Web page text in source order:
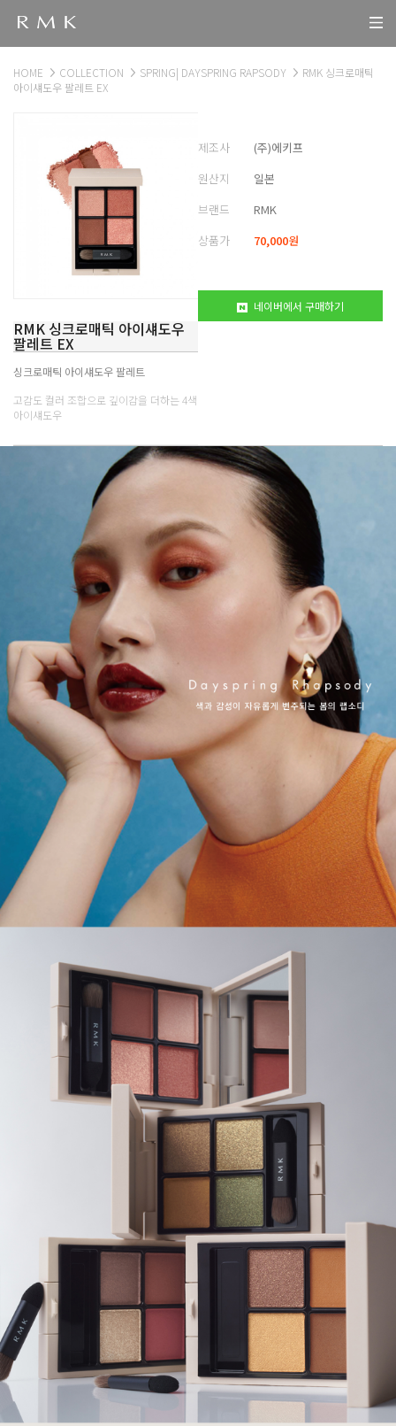
HOME COLLECTION SPRING| DAYSPRING RAPSODY
RMK 싱크로매틱
아이섀도우 팔레트 EX
RMK 싱크로매틱 아이섀도우
팔레트 EX
싱크로매틱 아이섀도우 팔레트
고감도 컬러 조합으로 깊이감을 더하는 4색
아이섀도우
제조사
(주)에키프
원산지
일본
브랜드
RMK
상품가
70,000원
네이버에서 구매하기